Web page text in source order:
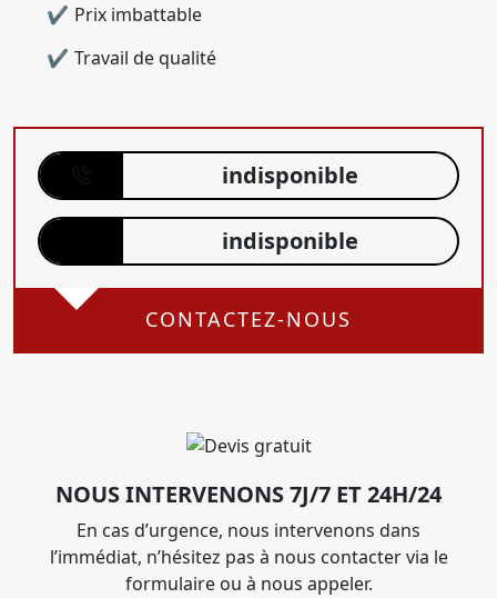
Prix imbattable
Travail de qualité
indisponible
indisponible
CONTACTEZ-NOUS
NOUS INTERVENONS 7J/7 ET 24H/24
En cas d’urgence, nous intervenons dans
l’immédiat, n’hésitez pas à nous contacter via le
formulaire ou à nous appeler.